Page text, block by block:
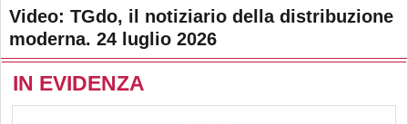
Video: TGdo, il notiziario della distribuzione
moderna. 24 luglio 2026
IN EVIDENZA